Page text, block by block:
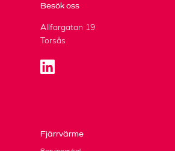
Besök oss
Allfargatan 19
Torsås
Fjärrvärme